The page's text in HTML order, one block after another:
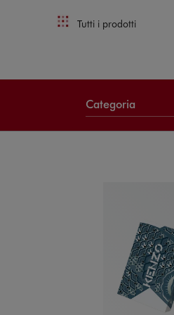
Tutti i prodotti
Categoria